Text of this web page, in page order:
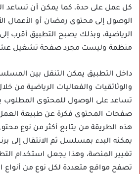
كل عمل على حدة، كما يمكن أن تساعد
الوصول إلى محتوى رمضان أو الأعمال
الرياضية، وبذلك يصبح التطبيق أقرب
منظمة وليست مجرد صفحة تشغيل
داخل التطبيق يمكن التنقل بين
والوثائقيات والفعاليات الرياضية من
تساعد على الوصول للمحتوى المطلوب
صفحات المحتوى فكرة عن طبيعة
هذه الطريقة من يتابع أكثر من نوع
يمكنه البدء بمسلسل ثم الانتقال إلى
تغيير المنصة، وهذا يجعل استخدام
تصفح مواقع متعددة لكل نوع من أنواع